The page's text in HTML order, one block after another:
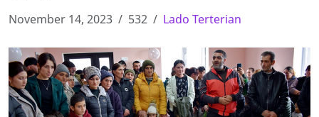
November 14, 2023 532 Lado Terterian